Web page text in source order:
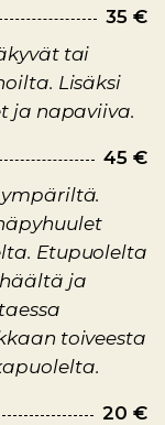
35 €
tai
Lisäksi
ja napaviiva.
45 €
Etupuolelta
ja
toiveesta
20 €